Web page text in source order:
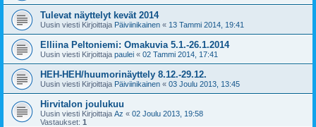
Tulevat näyttelyt kevät 2014
Uusin viesti Kirjoittaja Päiviinikainen « 13 Tammi 2014, 19:41
Elliina Peltoniemi: Omakuvia 5.1.-26.1.2014
Uusin viesti Kirjoittaja paulei « 02 Tammi 2014, 17:41
HEH-HEH/huumorinäyttely 8.12.-29.12.
Uusin viesti Kirjoittaja Päiviinikainen « 03 Joulu 2013, 13:45
Hirvitalon joulukuu
Uusin viesti Kirjoittaja Az « 02 Joulu 2013, 19:58
Vastaukset: 1